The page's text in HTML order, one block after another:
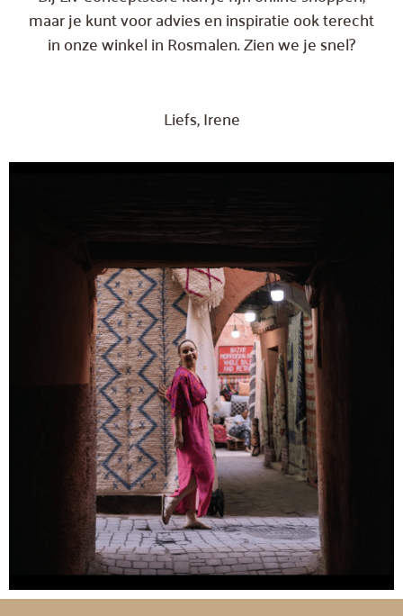
maar je kunt voor advies en inspiratie ook terecht
in onze winkel in Rosmalen. Zien we je snel?
Liefs, Irene